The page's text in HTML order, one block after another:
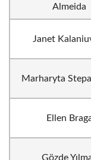
Almeida
Janet
Marharyta
Ellen
Gözde